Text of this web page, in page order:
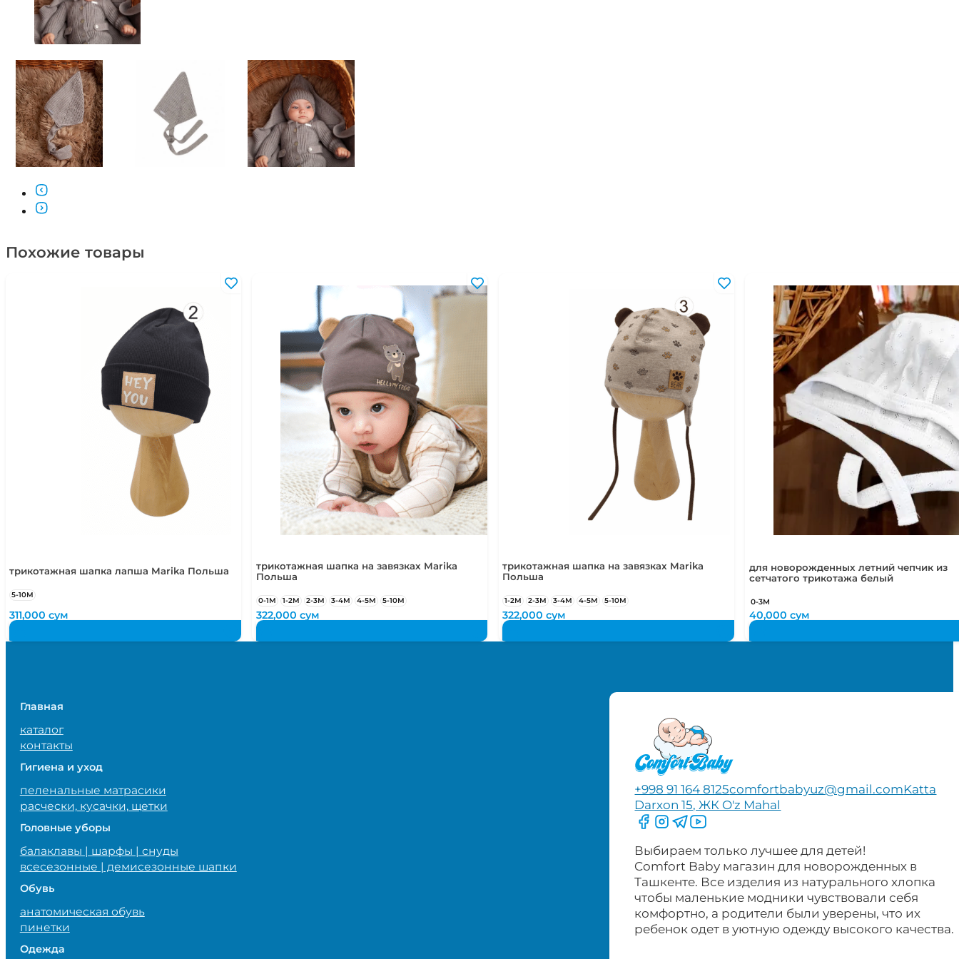
Похожие товары
трикотажная шапка лапша Marika Польша
5-10М
311,000сум
трикотажная шапка на завязках Marika
Польша
0-1М 1-2М 2-3М 3-4М 4-5М 5-10М
322,000 сум
трикотажная шапка на завязках Marika
Польша
1-2М 2-3М 3-4М 4-5М 5-10М
322,000сум
для новорожденных летний чепчик из
сетчатого трикотажа белый
0-3М
40,000 сум
Главная
каталог
контакты
Гигиена и уход
пеленальные матрасики
расчески, кусачки, щетки
Головные уборы
балаклавы | шарфы | снуды
всесезонные | демисезонные шапки
Обувь
анатомическая обувь
пинетки
Одежда
+998 91 164 8125comfortbabyuz@gmail.comKatta
Darxon 15, ЖК O'z Mahal
Следите за нами на Facebook
Следите за нами в Instagram
Следите за нами в Telegram
Следите за нами в YouTube
Выбираем только лучшее для детей!
Comfort Baby магазин для новорожденных в
Ташкенте. Все изделия из натурального хлопка
чтобы маленькие модники чувствовали себя
комфортно, а родители были уверены, что их
ребенок одет в уютную одежду высокого качества.